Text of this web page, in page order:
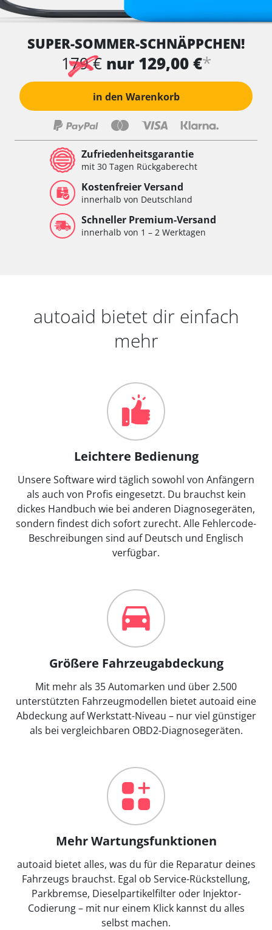
SUPER-SOMMER-SCHNÄPPCHEN!
179 € nur 129,00 €*
in den Warenkorb
Zufriedenheitsgarantie
mit 30 Tagen Rückgaberecht
Kostenfreier Versand
innerhalb von Deutschland
Schneller Premium-Versand
innerhalb von 1 – 2 Werktagen
autoaid bietet dir einfach
mehr
Leichtere Bedienung
Unsere Software wird täglich sowohl von Anfängern
als auch von Profis eingesetzt. Du brauchst kein
dickes Handbuch wie bei anderen Diagnosegeräten,
sondern findest dich sofort zurecht. Alle Fehlercode-
Beschreibungen sind auf Deutsch und Englisch
verfügbar.
Größere Fahrzeugabdeckung
Mit mehr als 35 Automarken und über 2.500
unterstützten Fahrzeugmodellen bietet autoaid eine
Abdeckung auf Werkstatt-Niveau – nur viel günstiger
als bei vergleichbaren OBD2-Diagnosegeräten.
Mehr Wartungsfunktionen
autoaid bietet alles, was du für die Reparatur deines
Fahrzeugs brauchst. Egal ob Service-Rückstellung,
Parkbremse, Dieselpartikelfilter oder Injektor-
Codierung – mit nur einem Klick kannst du alles
selbst machen.